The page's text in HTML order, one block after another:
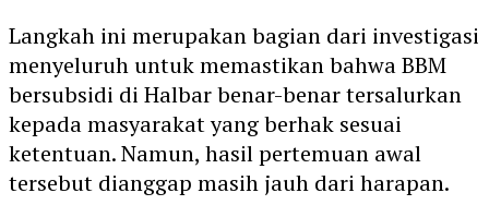
Langkah ini merupakan bagian dari investigasi
menyeluruh untuk memastikan bahwa BBM
bersubsidi di Halbar benar-benar tersalurkan
kepada masyarakat yang berhak sesuai
ketentuan. Namun, hasil pertemuan awal
tersebut dianggap masih jauh dari harapan.